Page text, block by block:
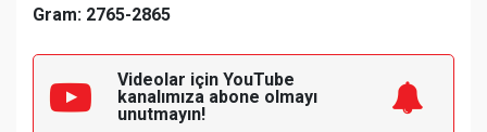
Gram: 2765-2865
Videolar için YouTube
kanalımıza abone olmayı
unutmayın!